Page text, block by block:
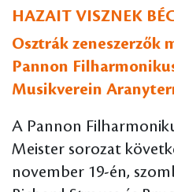
HAZAIT VISZNEK
Osztrák zeneszerzők
Pannon
Musikverein
A Pannon
Meister sorozat
november 19-én,